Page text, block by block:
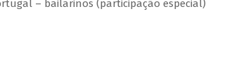
– bailarinos (participação especial)